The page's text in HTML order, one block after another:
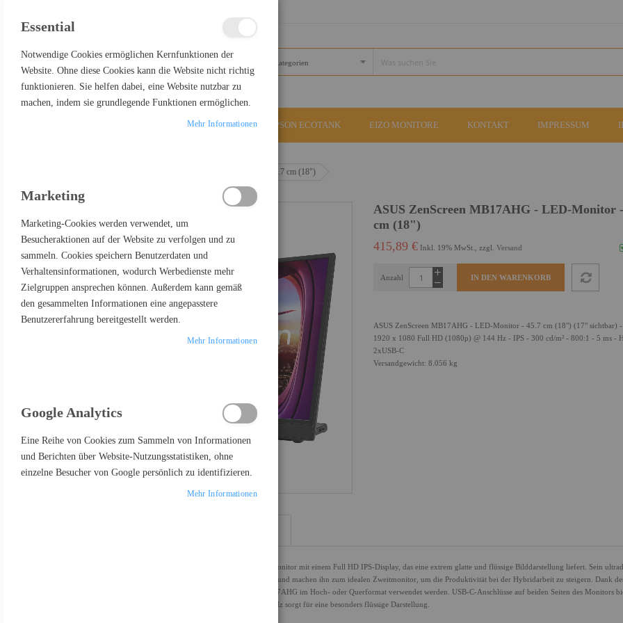
EPSON ECOTANK EIZO MONITORE KONTAKT IMPRESSUM
ASUS ZenScreen MB17AHG - LED-Monitor - 45.7 cm (18")
ASUS ZenScreen MB17AHG - LED-Monitor
cm (18")
415,89 € Inkl. 19% MwSt., zzgl. Versand
Anzahl IN DEN WARENKORB
ASUS ZenScreen MB17AHG - LED-Monitor - 45.7 cm (18") (17" sichtbar)
1920 x 1080 Full HD (1080p) @ 144 Hz - IPS - 300 cd/m² - 800:1 - 5 ms -
2xUSB-C
Versandgewicht: 8.056 kg
Der ASUS ZenScreen MB17AHG ist ein portabler 17,3-Zoll-Monitor mit einem Full HD IPS-Display, das eine extrem glatte und flüssige Bilddarstellung liefert. Sein
Profil und leichtes Design sorgen für unübertroffene Mobilität und machen ihn zum idealen Zweitmonitor, um die Produktivität bei der Hybridarbeit zu steigern. Dank
integrierten L-förmigen Kickstandes kann der ZenScreen MB17AHG im Hoch- oder Querformat verwendet werden. USB-C-Anschlüsse auf beiden Seiten des Monitors
Vielseitigkeit und eine Bildwiederholfrequenz von bis zu 144 Hz sorgt für eine besonders flüssige Darstellung.
Essential
Notwendige Cookies ermöglichen Kernfunktionen der
Website. Ohne diese Cookies kann die Website nicht richtig
funktionieren. Sie helfen dabei, eine Website nutzbar zu
machen, indem sie grundlegende Funktionen ermöglichen.
Mehr Informationen
Marketing
Marketing-Cookies werden verwendet, um
Besucheraktionen auf der Website zu verfolgen und zu
sammeln. Cookies speichern Benutzerdaten und
Verhaltensinformationen, wodurch Werbedienste mehr
Zielgruppen ansprechen können. Außerdem kann gemäß
den gesammelten Informationen eine angepasstere
Benutzererfahrung bereitgestellt werden.
Mehr Informationen
Google Analytics
Eine Reihe von Cookies zum Sammeln von Informationen
und Berichten über Website-Nutzungsstatistiken, ohne
einzelne Besucher von Google persönlich zu identifizieren.
Mehr Informationen